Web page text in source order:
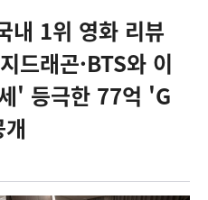
내 1위 영화 리뷰
드래곤·BTS와 이
' 등극한 77억 'G